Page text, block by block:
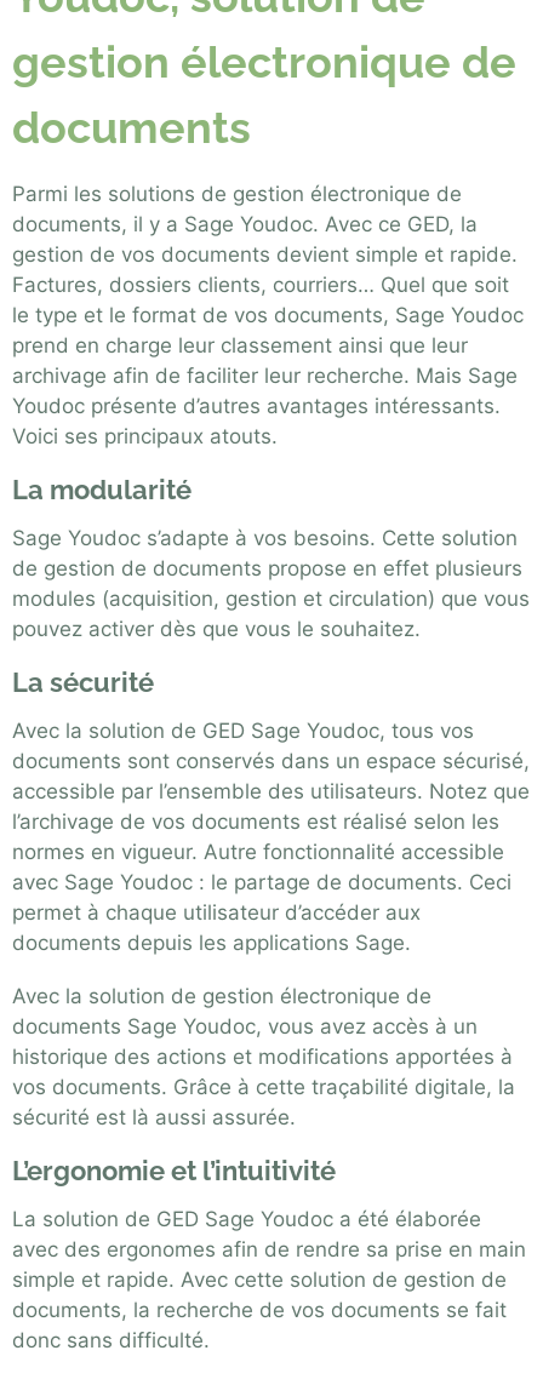
gestion électronique de
documents
Parmi les solutions de gestion électronique de
documents, il y a Sage Youdoc. Avec ce GED, la
gestion de vos documents devient simple et rapide.
Factures, dossiers clients, courriers… Quel que soit
le type et le format de vos documents, Sage Youdoc
prend en charge leur classement ainsi que leur
archivage afin de faciliter leur recherche. Mais Sage
Youdoc présente d’autres avantages intéressants.
Voici ses principaux atouts.
La modularité
Sage Youdoc s’adapte à vos besoins. Cette solution
de gestion de documents propose en effet plusieurs
modules (acquisition, gestion et circulation) que vous
pouvez activer dès que vous le souhaitez.
La sécurité
Avec la solution de GED Sage Youdoc, tous vos
documents sont conservés dans un espace sécurisé,
accessible par l’ensemble des utilisateurs. Notez que
l’archivage de vos documents est réalisé selon les
normes en vigueur. Autre fonctionnalité accessible
avec Sage Youdoc : le partage de documents. Ceci
permet à chaque utilisateur d’accéder aux
documents depuis les applications Sage.
Avec la solution de gestion électronique de
documents Sage Youdoc, vous avez accès à un
historique des actions et modifications apportées à
vos documents. Grâce à cette traçabilité digitale, la
sécurité est là aussi assurée.
L’ergonomie et l’intuitivité
La solution de GED Sage Youdoc a été élaborée
avec des ergonomes afin de rendre sa prise en main
simple et rapide. Avec cette solution de gestion de
documents, la recherche de vos documents se fait
donc sans difficulté.